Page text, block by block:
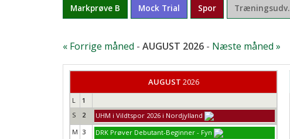
Markprøve B Mock Trial Spor Træningsudv.
« Forrige måned - AUGUST 2026 - Næste måned »
AUGUST 2026
L
1
S
2
UHM i Vildtspor 2026 i Nordjylland
M 3
DRK Prøver Debutant-Beginner - Fyn